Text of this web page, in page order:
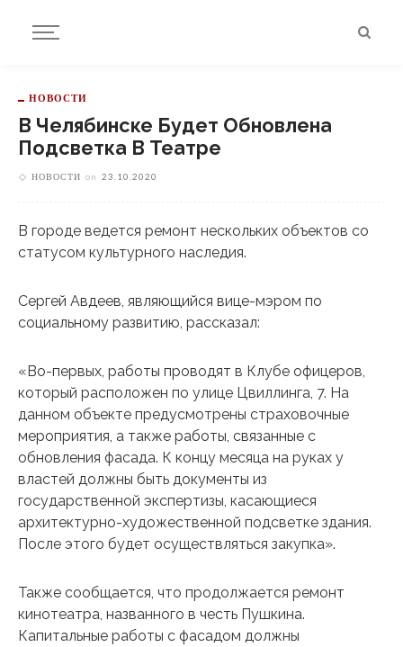
НОВОСТИ
В Челябинске Будет Обновлена
Подсветка В Театре
НОВОСТИ on 23.10.2020
В городе ведется ремонт нескольких объектов со
статусом культурного наследия.
Сергей Авдеев, являющийся вице-мэром по
социальному развитию, рассказал:
«Во-первых, работы проводят в Клубе офицеров,
который расположен по улице Цвиллинга, 7. На
данном объекте предусмотрены страховочные
мероприятия, а также работы, связанные с
обновления фасада. К концу месяца на руках у
властей должны быть документы из
государственной экспертизы, касающиеся
архитектурно-художественной подсветке здания.
После этого будет осуществляться закупка».
Также сообщается, что продолжается ремонт
кинотеатра, названного в честь Пушкина.
Капитальные работы с фасадом должны